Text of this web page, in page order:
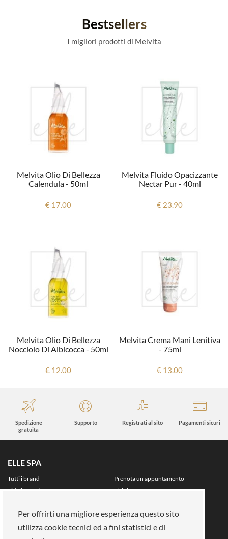
Bestsellers
I migliori prodotti di Melvita
Melvita Olio Di Bellezza
Calendula - 50ml
€ 17.00
Melvita Olio Di Bellezza
Nocciolo Di Albicocca - 50ml
€ 12.00
Melvita Fluido Opacizzante
Nectar Pur - 40ml
€ 23.90
Melvita Crema Mani Lenitiva
- 75ml
€ 13.00
Spedizione
gratuita
Supporto Registrati al sito Pagamenti sicuri
ELLE SPA
Tutti i brand
Prenota un appuntamento
Fidelity card
Chi siamo
Su di noi
La nostra mission
Lavora con noi
Per offrirti una migliore esperienza questo sito
utilizza cookie tecnici ed a fini statistici e di